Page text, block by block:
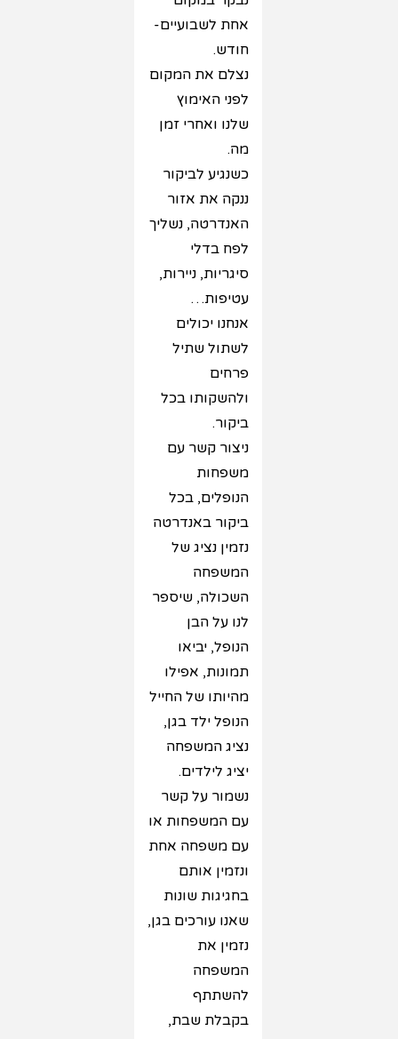
אחת לשבועיים-
חודש.
נצלם את המקום
לפני האימוץ
שלנו ואחרי זמן
מה.
כשנגיע לביקור
ננקה את אזור
האנדרטה, נשליך
לפח בדלי
סיגריות, ניירות,
עטיפות…
אנחנו יכולים
לשתול שתיל
פרחים
ולהשקותו בכל
ביקור.
ניצור קשר עם
משפחות
הנופלים, בכל
ביקור באנדרטה
נזמין נציג של
המשפחה
השכולה, שיספר
לנו על הבן
הנופל, יביאו
תמונות, אפילו
מהיותו של החייל
הנופל ילד בגן,
נציג המשפחה
יציג לילדים.
נשמור על קשר
עם המשפחות או
עם משפחה אחת
ונזמין אותם
בחגיגות שונות
שאנו עורכים בגן,
נזמין את
המשפחה
להשתתף
בקבלת שבת,